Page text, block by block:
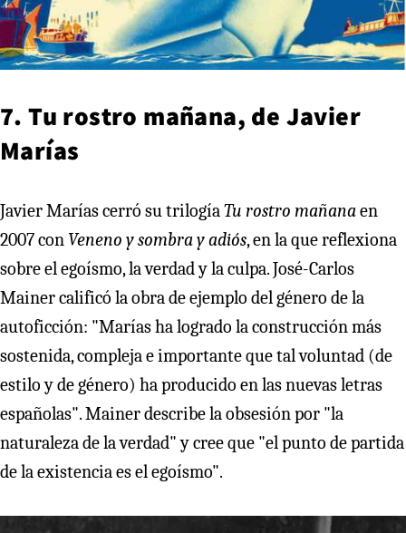
7. Tu rostro mañana, de Javier
Marías
Javier Marías cerró su trilogíaTu rostro mañanaen
2007 con Veneno y sombra y adiós, en la que reflexiona
sobre el egoísmo, la verdad y la culpa. José-Carlos
Mainer calificó la obra de ejemplo del género de la
autoficción: "Marías ha logrado la construcción más
sostenida, compleja e importante que tal voluntad (de
estilo y de género) ha producido en las nuevas letras
españolas". Mainer describe la obsesión por "la
naturaleza de la verdad" y cree que "el punto de partida
de la existencia es el egoísmo".